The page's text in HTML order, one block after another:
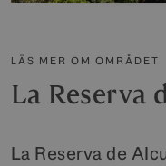
LÄS MER OM OMRÅDET
La Reserva
La Reserva de